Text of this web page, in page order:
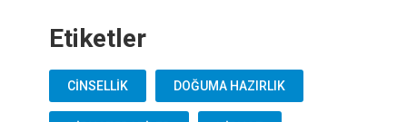
Etiketler
CİNSELLİK DOĞUMA HAZIRLIK